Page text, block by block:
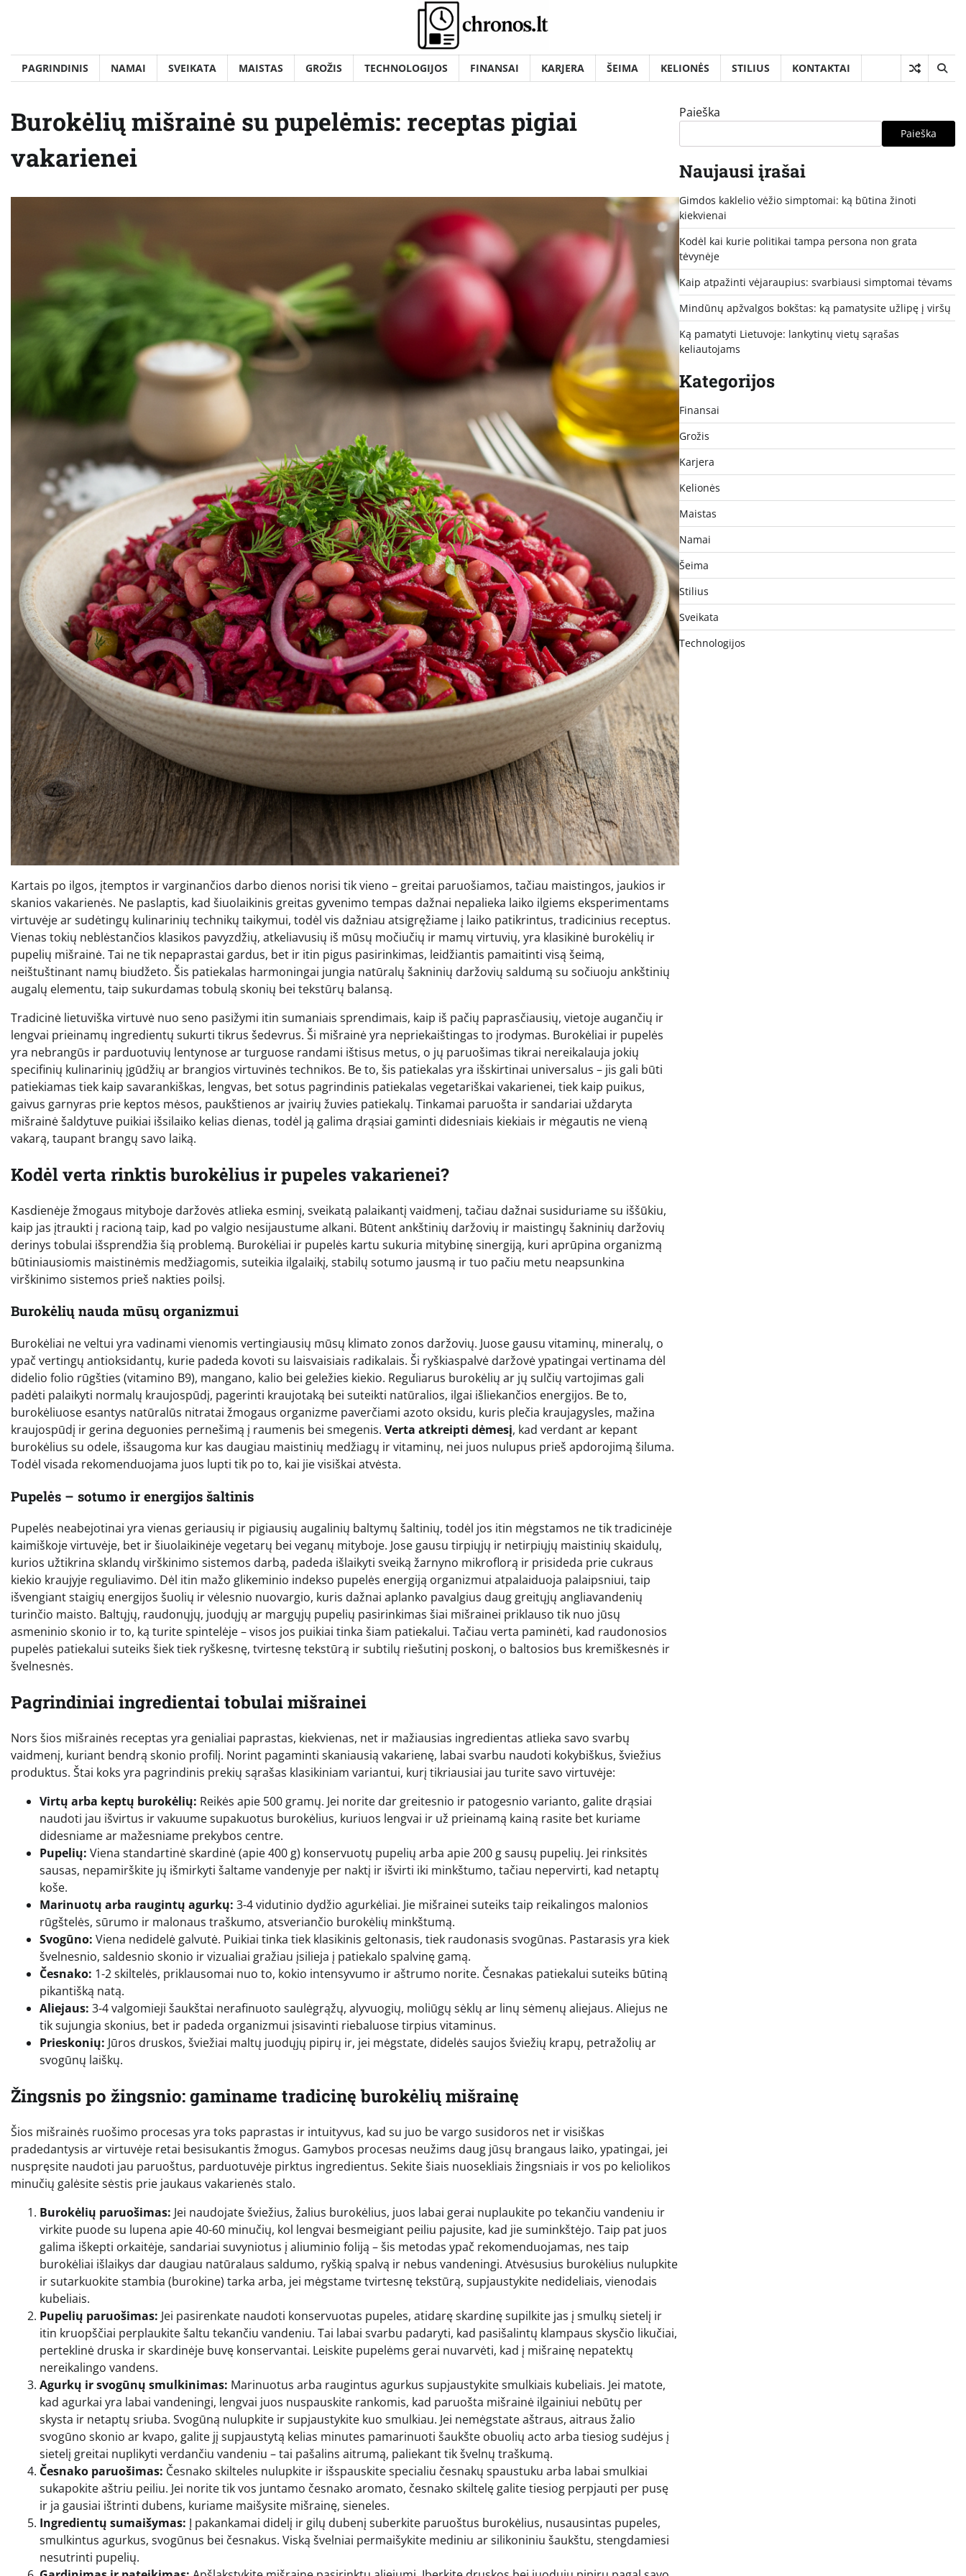
PAGRINDINIS NAMAI SVEIKATA MAISTAS GROŽIS TECHNOLOGIJOS FINANSAI KARJERA ŠEIMA KELIONĖS STILIUS KONTAKTAI
Burokėlių mišrainė su pupelėmis: receptas pigiai
vakarienei
Kartais po ilgos, įtemptos ir varginančios darbo dienos norisi tik vieno – greitai paruošiamos, tačiau maistingos, jaukios ir
skanios vakarienės. Ne paslaptis, kad šiuolaikinis greitas gyvenimo tempas dažnai nepalieka laiko ilgiems eksperimentams
virtuvėje ar sudėtingų kulinarinių technikų taikymui, todėl vis dažniau atsigręžiame į laiko patikrintus, tradicinius receptus.
Vienas tokių neblėstančios klasikos pavyzdžių, atkeliavusių iš mūsų močiučių ir mamų virtuvių, yra klasikinė burokėlių ir
pupelių mišrainė. Tai ne tik nepaprastai gardus, bet ir itin pigus pasirinkimas, leidžiantis pamaitinti visą šeimą,
neištuštinant namų biudžeto. Šis patiekalas harmoningai jungia natūralų šakninių daržovių saldumą su sočiuoju ankštinių
augalų elementu, taip sukurdamas tobulą skonių bei tekstūrų balansą.
Tradicinė lietuviška virtuvė nuo seno pasižymi itin sumaniais sprendimais, kaip iš pačių paprasčiausių, vietoje augančių ir
lengvai prieinamų ingredientų sukurti tikrus šedevrus. Ši mišrainė yra nepriekaištingas to įrodymas. Burokėliai ir pupelės
yra nebrangūs ir parduotuvių lentynose ar turguose randami ištisus metus, o jų paruošimas tikrai nereikalauja jokių
specifinių kulinarinių įgūdžių ar brangios virtuvinės technikos. Be to, šis patiekalas yra išskirtinai universalus – jis gali būti
patiekiamas tiek kaip savarankiškas, lengvas, bet sotus pagrindinis patiekalas vegetariškai vakarienei, tiek kaip puikus,
gaivus garnyras prie keptos mėsos, paukštienos ar įvairių žuvies patiekalų. Tinkamai paruošta ir sandariai uždaryta
mišrainė šaldytuve puikiai išsilaiko kelias dienas, todėl ją galima drąsiai gaminti didesniais kiekiais ir mėgautis ne vieną
vakarą, taupant brangų savo laiką.
Kodėl verta rinktis burokėlius ir pupeles vakarienei?
Kasdienėje žmogaus mityboje daržovės atlieka esminį, sveikatą palaikantį vaidmenį, tačiau dažnai susiduriame su iššūkiu,
kaip jas įtraukti į racioną taip, kad po valgio nesijaustume alkani. Būtent ankštinių daržovių ir maistingų šakninių daržovių
derinys tobulai išsprendžia šią problemą. Burokėliai ir pupelės kartu sukuria mitybinę sinergiją, kuri aprūpina organizmą
būtiniausiomis maistinėmis medžiagomis, suteikia ilgalaikį, stabilų sotumo jausmą ir tuo pačiu metu neapsunkina
virškinimo sistemos prieš nakties poilsį.
Burokėlių nauda mūsų organizmui
Burokėliai ne veltui yra vadinami vienomis vertingiausių mūsų klimato zonos daržovių. Juose gausu vitaminų, mineralų, o
ypač vertingų antioksidantų, kurie padeda kovoti su laisvaisiais radikalais. Ši ryškiaspalvė daržovė ypatingai vertinama dėl
didelio folio rūgšties (vitamino B9), mangano, kalio bei geležies kiekio. Reguliarus burokėlių ar jų sulčių vartojimas gali
padėti palaikyti normalų kraujospūdį, pagerinti kraujotaką bei suteikti natūralios, ilgai išliekančios energijos. Be to,
burokėliuose esantys natūralūs nitratai žmogaus organizme paverčiami azoto oksidu, kuris plečia kraujagysles, mažina
kraujospūdį ir gerina deguonies pernešimą į raumenis bei smegenis. Verta atkreipti dėmesį, kad verdant ar kepant
burokėlius su odele, išsaugoma kur kas daugiau maistinių medžiagų ir vitaminų, nei juos nulupus prieš apdorojimą šiluma.
Todėl visada rekomenduojama juos lupti tik po to, kai jie visiškai atvėsta.
Pupelės – sotumo ir energijos šaltinis
Pupelės neabejotinai yra vienas geriausių ir pigiausių augalinių baltymų šaltinių, todėl jos itin mėgstamos ne tik tradicinėje
kaimiškoje virtuvėje, bet ir šiuolaikinėje vegetarų bei veganų mityboje. Jose gausu tirpiųjų ir netirpiųjų maistinių skaidulų,
kurios užtikrina sklandų virškinimo sistemos darbą, padeda išlaikyti sveiką žarnyno mikroflorą ir prisideda prie cukraus
kiekio kraujyje reguliavimo. Dėl itin mažo glikeminio indekso pupelės energiją organizmui atpalaiduoja palaipsniui, taip
išvengiant staigių energijos šuolių ir vėlesnio nuovargio, kuris dažnai aplanko pavalgius daug greitųjų angliavandenių
turinčio maisto. Baltųjų, raudonųjų, juodųjų ar margųjų pupelių pasirinkimas šiai mišrainei priklauso tik nuo jūsų
asmeninio skonio ir to, ką turite spintelėje – visos jos puikiai tinka šiam patiekalui. Tačiau verta paminėti, kad raudonosios
pupelės patiekalui suteiks šiek tiek ryškesnę, tvirtesnę tekstūrą ir subtilų riešutinį poskonį, o baltosios bus kremiškesnės ir
švelnesnės.
Pagrindiniai ingredientai tobulai mišrainei
Nors šios mišrainės receptas yra genialiai paprastas, kiekvienas, net ir mažiausias ingredientas atlieka savo svarbų
vaidmenį, kuriant bendrą skonio profilį. Norint pagaminti skaniausią vakarienę, labai svarbu naudoti kokybiškus, šviežius
produktus. Štai koks yra pagrindinis prekių sąrašas klasikiniam variantui, kurį tikriausiai jau turite savo virtuvėje:
Virtų arba keptų burokėlių: Reikės apie 500 gramų. Jei norite dar greitesnio ir patogesnio varianto, galite drąsiai
naudoti jau išvirtus ir vakuume supakuotus burokėlius, kuriuos lengvai ir už prieinamą kainą rasite bet kuriame
didesniame ar mažesniame prekybos centre.
Pupelių: Viena standartinė skardinė (apie 400 g) konservuotų pupelių arba apie 200 g sausų pupelių. Jei rinksitės
sausas, nepamirškite jų išmirkyti šaltame vandenyje per naktį ir išvirti iki minkštumo, tačiau nepervirti, kad netaptų
koše.
Marinuotų arba raugintų agurkų: 3-4 vidutinio dydžio agurkėliai. Jie mišrainei suteiks taip reikalingos malonios
rūgštelės, sūrumo ir malonaus traškumo, atsveriančio burokėlių minkštumą.
Svogūno: Viena nedidelė galvutė. Puikiai tinka tiek klasikinis geltonasis, tiek raudonasis svogūnas. Pastarasis yra kiek
švelnesnio, saldesnio skonio ir vizualiai gražiau įsilieja į patiekalo spalvinę gamą.
Česnako: 1-2 skiltelės, priklausomai nuo to, kokio intensyvumo ir aštrumo norite. Česnakas patiekalui suteiks būtiną
pikantišką natą.
Aliejaus: 3-4 valgomieji šaukštai nerafinuoto saulėgrąžų, alyvuogių, moliūgų sėklų ar linų sėmenų aliejaus. Aliejus ne
tik sujungia skonius, bet ir padeda organizmui įsisavinti riebaluose tirpius vitaminus.
Prieskonių: Jūros druskos, šviežiai maltų juodųjų pipirų ir, jei mėgstate, didelės saujos šviežių krapų, petražolių ar
svogūnų laiškų.
Žingsnis po žingsnio: gaminame tradicinę burokėlių mišrainę
Šios mišrainės ruošimo procesas yra toks paprastas ir intuityvus, kad su juo be vargo susidoros net ir visiškas
pradedantysis ar virtuvėje retai besisukantis žmogus. Gamybos procesas neužims daug jūsų brangaus laiko, ypatingai, jei
nuspręsite naudoti jau paruoštus, parduotuvėje pirktus ingredientus. Sekite šiais nuosekliais žingsniais ir vos po keliolikos
minučių galėsite sėstis prie jaukaus vakarienės stalo.
Burokėlių paruošimas: Jei naudojate šviežius, žalius burokėlius, juos labai gerai nuplaukite po tekančiu vandeniu ir
virkite puode su lupena apie 40-60 minučių, kol lengvai besmeigiant peiliu pajusite, kad jie suminkštėjo. Taip pat juos
galima iškepti orkaitėje, sandariai suvyniotus į aliuminio foliją – šis metodas ypač rekomenduojamas, nes taip
burokėliai išlaikys dar daugiau natūralaus saldumo, ryškią spalvą ir nebus vandeningi. Atvėsusius burokėlius nulupkite
ir sutarkuokite stambia (burokine) tarka arba, jei mėgstame tvirtesnę tekstūrą, supjaustykite nedideliais, vienodais
kubeliais.
Pupelių paruošimas: Jei pasirenkate naudoti konservuotas pupeles, atidarę skardinę supilkite jas į smulkų sietelį ir
itin kruopščiai perplaukite šaltu tekančiu vandeniu. Tai labai svarbu padaryti, kad pasišalintų klampaus skysčio likučiai,
perteklinė druska ir skardinėje buvę konservantai. Leiskite pupelėms gerai nuvarvėti, kad į mišrainę nepatektų
nereikalingo vandens.
Agurkų ir svogūnų smulkinimas: Marinuotus arba raugintus agurkus supjaustykite smulkiais kubeliais. Jei matote,
kad agurkai yra labai vandeningi, lengvai juos nuspauskite rankomis, kad paruošta mišrainė ilgainiui nebūtų per
skysta ir netaptų sriuba. Svogūną nulupkite ir supjaustykite kuo smulkiau. Jei nemėgstate aštraus, aitraus žalio
svogūno skonio ar kvapo, galite jį supjaustytą kelias minutes pamarinuoti šaukšte obuolių acto arba tiesiog sudėjus į
sietelį greitai nuplikyti verdančiu vandeniu – tai pašalins aitrumą, paliekant tik švelnų traškumą.
Česnako paruošimas: Česnako skilteles nulupkite ir išspauskite specialiu česnakų spaustuku arba labai smulkiai
sukapokite aštriu peiliu. Jei norite tik vos juntamo česnako aromato, česnako skiltelę galite tiesiog perpjauti per pusę
ir ja gausiai ištrinti dubens, kuriame maišysite mišrainę, sieneles.
Ingredientų sumaišymas: Į pakankamai didelį ir gilų dubenį suberkite paruoštus burokėlius, nusausintas pupeles,
smulkintus agurkus, svogūnus bei česnakus. Viską švelniai permaišykite mediniu ar silikoniniu šaukštu, stengdamiesi
nesutrinti pupelių.
Paieška
Paieška
Naujausi įrašai
Gimdos kaklelio vėžio simptomai: ką būtina žinoti
kiekvienai
Kodėl kai kurie politikai tampa persona non grata
tėvynėje
Kaip atpažinti vėjaraupius: svarbiausi simptomai tėvams
Mindūnų apžvalgos bokštas: ką pamatysite užlipę į viršų
Ką pamatyti Lietuvoje: lankytinų vietų sąrašas
keliautojams
Kategorijos
Finansai
Grožis
Karjera
Kelionės
Maistas
Namai
Šeima
Stilius
Sveikata
Technologijos